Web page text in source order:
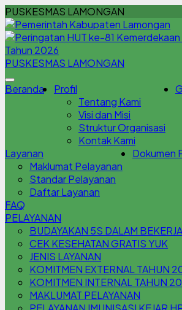
PUSKESMAS LAMONGAN
PUSKESMAS LAMONGAN
Beranda
Profil
Tentang Kami
Visi dan Misi
Struktur Organisasi
Kontak Kami
Layanan
Maklumat Pelayanan
Standar Pelayanan
Daftar Layanan
Dokumen
FAQ
PELAYANAN
BUDAYAKAN 5S DALAM BEKERJA
CEK KESEHATAN GRATIS YUK
JENIS LAYANAN
KOMITMEN EXTERNAL TAHUN
KOMITMEN INTERNAL TAHUN
MAKLUMAT PELAYANAN